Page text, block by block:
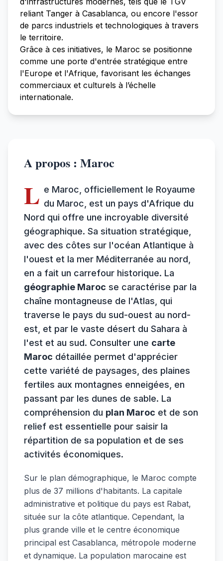
reliant Tanger à Casablanca, ou encore l'essor
de parcs industriels et technologiques à travers
le territoire.
Grâce à ces initiatives, le Maroc se positionne
comme une porte d'entrée stratégique entre
l'Europe et l'Afrique, favorisant les échanges
commerciaux et culturels à l’échelle
internationale.
A propos : Maroc
L e Maroc, officiellement le Royaume
du Maroc, est un pays d'Afrique du
Nord qui offre une incroyable diversité
géographique. Sa situation stratégique,
avec des côtes sur l'océan Atlantique à
l'ouest et la mer Méditerranée au nord,
en a fait un carrefour historique. La
géographie Maroc se caractérise par la
chaîne montagneuse de l'Atlas, qui
traverse le pays du sud-ouest au nord-
est, et par le vaste désert du Sahara à
l'est et au sud. Consulter une carte
Maroc détaillée permet d'apprécier
cette variété de paysages, des plaines
fertiles aux montagnes enneigées, en
passant par les dunes de sable. La
compréhension du plan Maroc et de son
relief est essentielle pour saisir la
répartition de sa population et de ses
activités économiques.
Sur le plan démographique, le Maroc compte
plus de 37 millions d'habitants. La capitale
administrative et politique du pays est Rabat,
située sur la côte atlantique. Cependant, la
plus grande ville et le centre économique
principal est Casablanca, métropole moderne
et dynamique. La population marocaine est